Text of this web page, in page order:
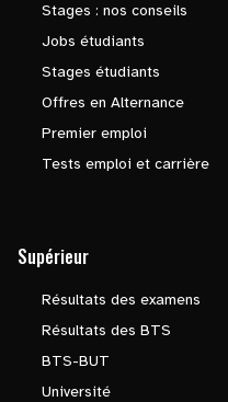
Stages : nos conseils
Jobs étudiants
Stages étudiants
Offres en Alternance
Premier emploi
Tests emploi et carrière
Supérieur
Résultats des examens
Résultats des BTS
BTS-BUT
Université